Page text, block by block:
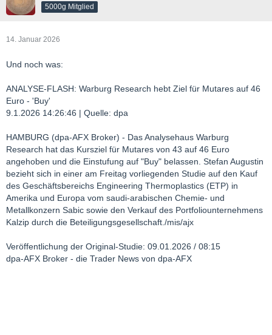
5000g Mitglied
14. Januar 2026
Und noch was:
ANALYSE-FLASH: Warburg Research hebt Ziel für Mutares auf 46
Euro - 'Buy'
9.1.2026 14:26:46 | Quelle: dpa
HAMBURG (dpa-AFX Broker) - Das Analysehaus Warburg
Research hat das Kursziel für Mutares von 43 auf 46 Euro
angehoben und die Einstufung auf "Buy" belassen. Stefan Augustin
bezieht sich in einer am Freitag vorliegenden Studie auf den Kauf
des Geschäftsbereichs Engineering Thermoplastics (ETP) in
Amerika und Europa vom saudi-arabischen Chemie- und
Metallkonzern Sabic sowie den Verkauf des Portfoliounternehmens
Kalzip durch die Beteiligungsgesellschaft./mis/ajx
Veröffentlichung der Original-Studie: 09.01.2026 / 08:15
dpa-AFX Broker - die Trader News von dpa-AFX